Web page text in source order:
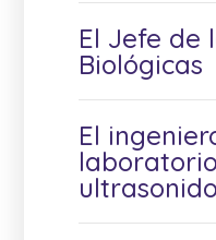
El Jefe de
Biológicas
El